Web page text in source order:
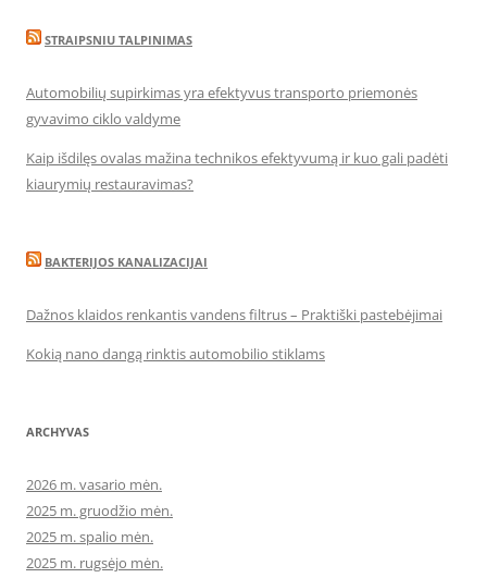
STRAIPSNIU TALPINIMAS
Automobilių supirkimas yra efektyvus transporto priemonės
gyvavimo ciklo valdyme
Kaip išdilęs ovalas mažina technikos efektyvumą ir kuo gali padėti
kiaurymių restauravimas?
BAKTERIJOS KANALIZACIJAI
Dažnos klaidos renkantis vandens filtrus – Praktiški pastebėjimai
Kokią nano dangą rinktis automobilio stiklams
ARCHYVAS
2026 m. vasario mėn.
2025 m. gruodžio mėn.
2025 m. spalio mėn.
2025 m. rugsėjo mėn.